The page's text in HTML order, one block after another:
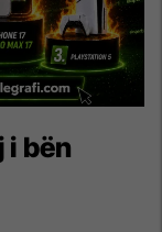
i bën